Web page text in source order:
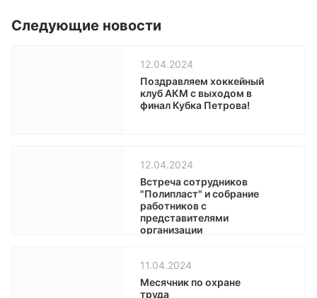
Следующие новости
12.04.2024
Поздравляем хоккейный
клуб АКМ с выходом в
финал Кубка Петрова!
12.04.2024
Встреча сотрудников
"Полипласт" и собрание
работников с
представителями
организации
11.04.2024
Месячник по охране
труда